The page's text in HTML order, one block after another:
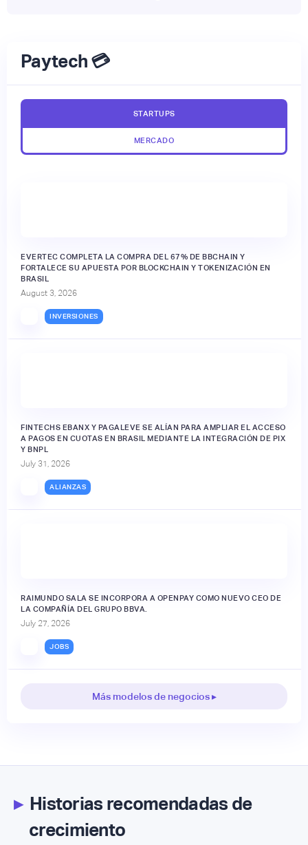
Paytech 💳
STARTUPS
MERCADO
EVERTEC COMPLETA LA COMPRA DEL 67% DE BBCHAIN Y
FORTALECE SU APUESTA POR BLOCKCHAIN Y TOKENIZACIÓN EN
BRASIL
August 3, 2026
INVERSIONES
FINTECHS EBANX Y PAGALEVE SE ALÍAN PARA AMPLIAR EL ACCESO
A PAGOS EN CUOTAS EN BRASIL MEDIANTE LA INTEGRACIÓN DE PIX
Y BNPL
July 31, 2026
ALIANZAS
RAIMUNDO SALA SE INCORPORA A OPENPAY COMO NUEVO CEO DE
LA COMPAÑÍA DEL GRUPO BBVA.
July 27, 2026
JOBS
Más modelos de negocios ▸
▸Historias recomendadas de
crecimiento